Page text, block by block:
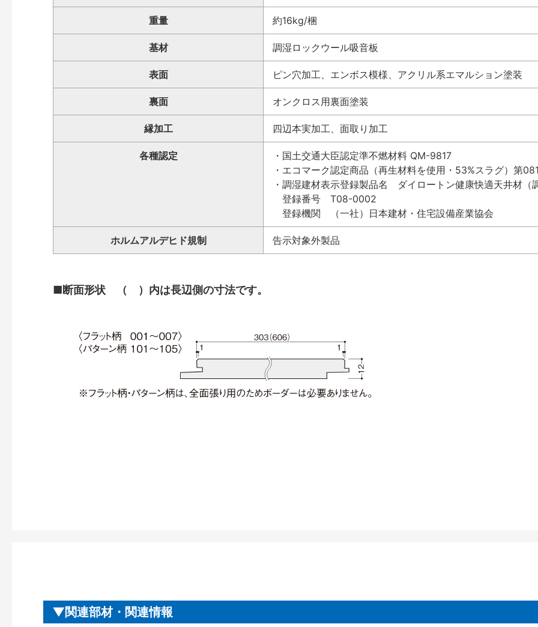
重量 約16kg/梱
基材 調湿ロックウール吸音板
表面 ピン穴加工、エンボス模様、アクリル系エマルション塗装
裏面 オンクロス用裏面塗装
縁加工 四辺本実加工、面取り加工
各種認定
・国土交通大臣認定準不燃材料 QM-9817
・エコマーク認定商品（再生材料を使用・53%スラグ）第
・調湿建材表示登録製品名 ダイロートン健康快適天井材（
登録番号 T08-0002
登録機関 （一社）日本建材・住宅設備産業協会
ホルムアルデヒド規制 告示対象外製品
■断面形状 （ ）内は長辺側の寸法です。
関連部材・関連情報